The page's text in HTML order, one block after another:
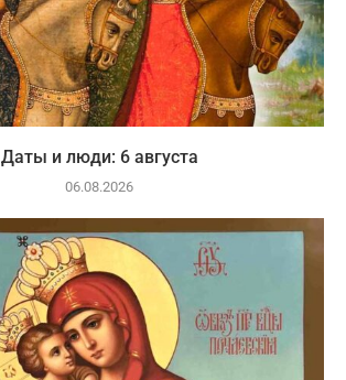
Даты и люди: 6 августа
06.08.2026